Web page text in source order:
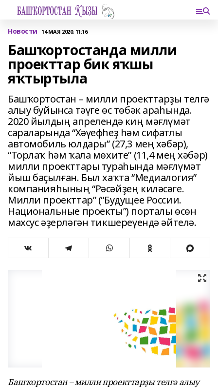
Новости 14 МАЯ 2020, 11:16
Башҡортостанда милли
проекттар бик яҡшы
яҡтыртыла
Башҡортостан – милли проекттарҙы телгә
алыу буйынса тәүге өс төбәк араһында.
2020 йылдың апрелендә киң мәғлүмәт
сараларында “Хәүефһеҙ һәм сифатлы
автомобиль юлдары” (27,3 мең хәбәр),
“Торлаҡ һәм ҡала мөхите” (11,4 мең хәбәр)
милли проекттары тураһында мәғлүмәт
йыш баҫылған. Был хаҡта “Медиалогия”
компанияһының “Рәсәйҙең киләсәге.
Милли проекттар” (“Будущее России.
Национальные проекты”) порталы өсөн
махсус әҙерләгән тикшереүендә әйтелә.
Башҡортостан – милли проекттарҙы телгә алыу